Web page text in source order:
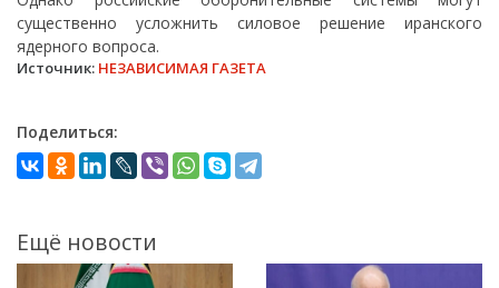
существенно усложнить силовое решение иранского
ядерного вопроса.
Источник: НЕЗАВИСИМАЯ ГАЗЕТА
Поделиться:
Ещё новости